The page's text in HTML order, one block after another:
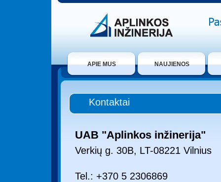
APIE MUS NAUJIENOS
Kontaktai
UAB "Aplinkos inžinerija"
Verkių g. 30B, LT-08221 Vilnius
Tel.: +370 5 2306869